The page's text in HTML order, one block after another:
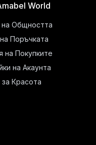
World
Общността
Поръчката
на Покупките
на Акаунта
Красота